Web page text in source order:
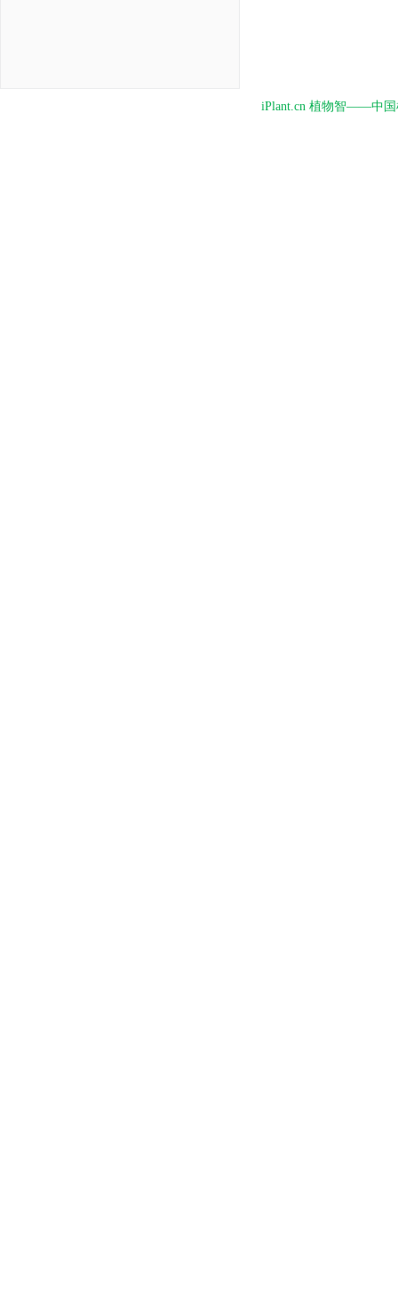
iPlant.cn 植物智——中国